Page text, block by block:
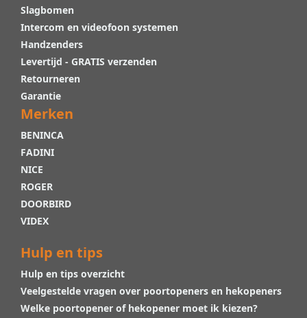
Slagbomen
Intercom en videofoon systemen
Handzenders
Levertijd - GRATIS verzenden
Retourneren
Garantie
Merken
BENINCA
FADINI
NICE
ROGER
DOORBIRD
VIDEX
Hulp en tips
Hulp en tips overzicht
Veelgestelde vragen over poortopeners en hekopeners
Welke poortopener of hekopener moet ik kiezen?